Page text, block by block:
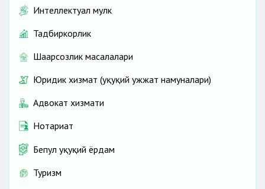
Интеллектуал мулк
Тадбиркорлик
Шаҳарсозлик масалалари
Юридик хизмат (ҳуқуқий ҳужжат намуналари)
Адвокат хизмати
Нотариат
Бепул ҳуқуқий ёрдам
Туризм